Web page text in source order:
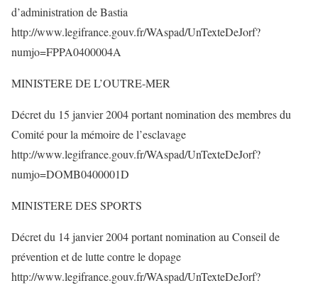
d’administration de Bastia
http://www.legifrance.gouv.fr/WAspad/UnTexteDeJorf?
numjo=FPPA0400004A
MINISTERE DE L’OUTRE-MER
Décret du 15 janvier 2004 portant nomination des membres du
Comité pour la mémoire de l’esclavage
http://www.legifrance.gouv.fr/WAspad/UnTexteDeJorf?
numjo=DOMB0400001D
MINISTERE DES SPORTS
Décret du 14 janvier 2004 portant nomination au Conseil de
prévention et de lutte contre le dopage
http://www.legifrance.gouv.fr/WAspad/UnTexteDeJorf?